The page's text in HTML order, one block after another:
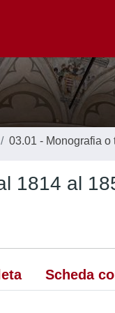
03.01 - Monografia o
1814 al
Scheda